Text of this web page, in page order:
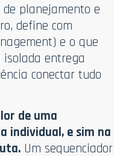
planejamento e
define com
e o que
entrega
conectar tudo
de uma
individual, e sim na
Um sequenciador